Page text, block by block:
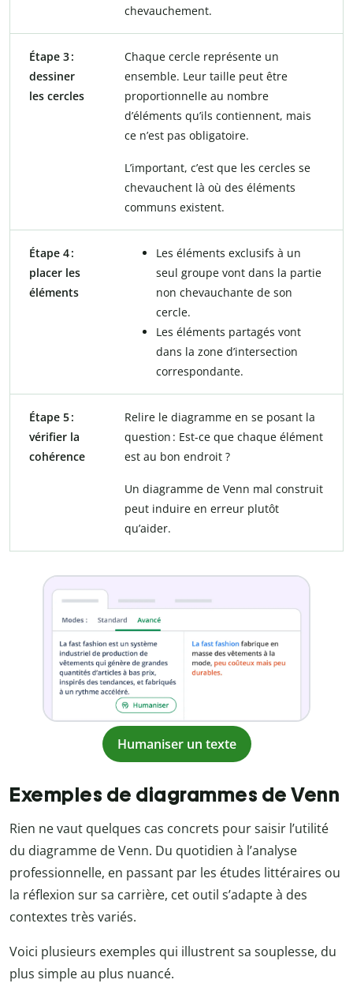
chevauchement.
Étape 3 :
dessiner
les cercles
Chaque cercle représente un
ensemble. Leur taille peut être
proportionnelle au nombre
d’éléments qu’ils contiennent, mais
ce n’est pas obligatoire.
L’important, c’est que les cercles se
chevauchent là où des éléments
communs existent.
Étape 4 :
placer les
éléments
Les éléments exclusifs à un
seul groupe vont dans la partie
non chevauchante de son
cercle.
Les éléments partagés vont
dans la zone d’intersection
correspondante.
Étape 5 :
vérifier la
cohérence
Relire le diagramme en se posant la
question : Est-ce que chaque élément
est au bon endroit ?
Un diagramme de Venn mal construit
peut induire en erreur plutôt
qu’aider.
Humaniser un texte
Exemples de diagrammes de Venn
Rien ne vaut quelques cas concrets pour saisir l’utilité
du diagramme de Venn. Du quotidien à l’analyse
professionnelle, en passant par les études littéraires ou
la réflexion sur sa carrière, cet outil s’adapte à des
contextes très variés.
Voici plusieurs exemples qui illustrent sa souplesse, du
plus simple au plus nuancé.